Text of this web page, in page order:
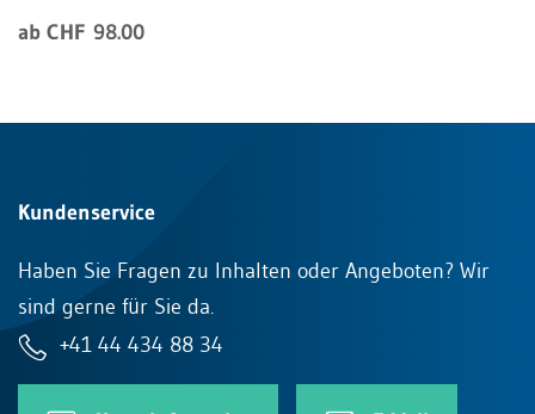
ab CHF 98.00
Kundenservice
Haben Sie Fragen zu Inhalten oder Angeboten? Wir
sind gerne für Sie da.
+41 44 434 88 34